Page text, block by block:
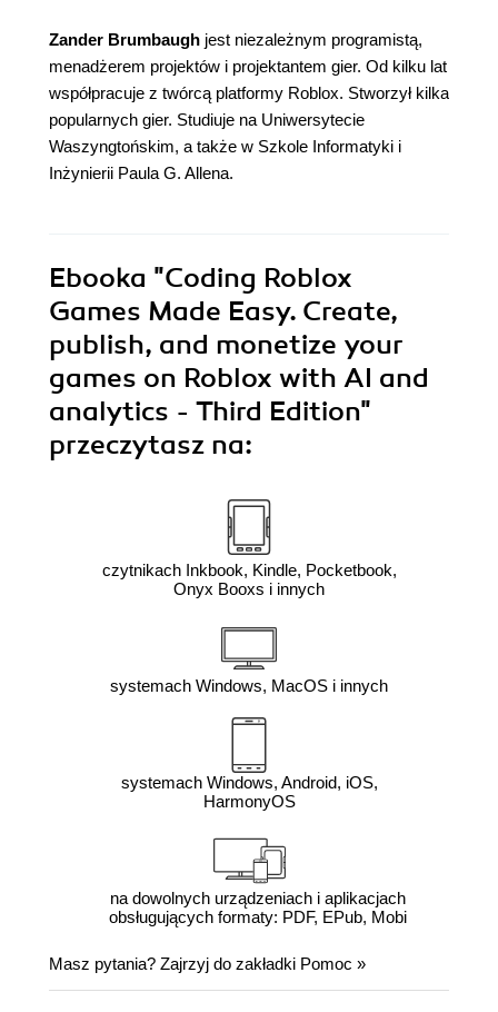
Zander Brumbaugh jest niezależnym programistą,
menadżerem projektów i projektantem gier. Od kilku lat
współpracuje z twórcą platformy Roblox. Stworzył kilka
popularnych gier. Studiuje na Uniwersytecie
Waszyngtońskim, a także w Szkole Informatyki i
Inżynierii Paula G. Allena.
Ebooka "Coding Roblox
Games Made Easy. Create,
publish, and monetize your
games on Roblox with AI and
analytics - Third Edition"
przeczytasz na:
czytnikach Inkbook, Kindle, Pocketbook,
Onyx Booxs i innych
systemach Windows, MacOS i innych
systemach Windows, Android, iOS,
HarmonyOS
na dowolnych urządzeniach i aplikacjach
obsługujących formaty: PDF, EPub, Mobi
Masz pytania? Zajrzyj do zakładki Pomoc »